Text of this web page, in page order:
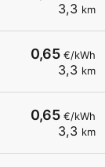
3,3 km
0,65 €/kWh
3,3 km
0,65 €/kWh
3,3 km